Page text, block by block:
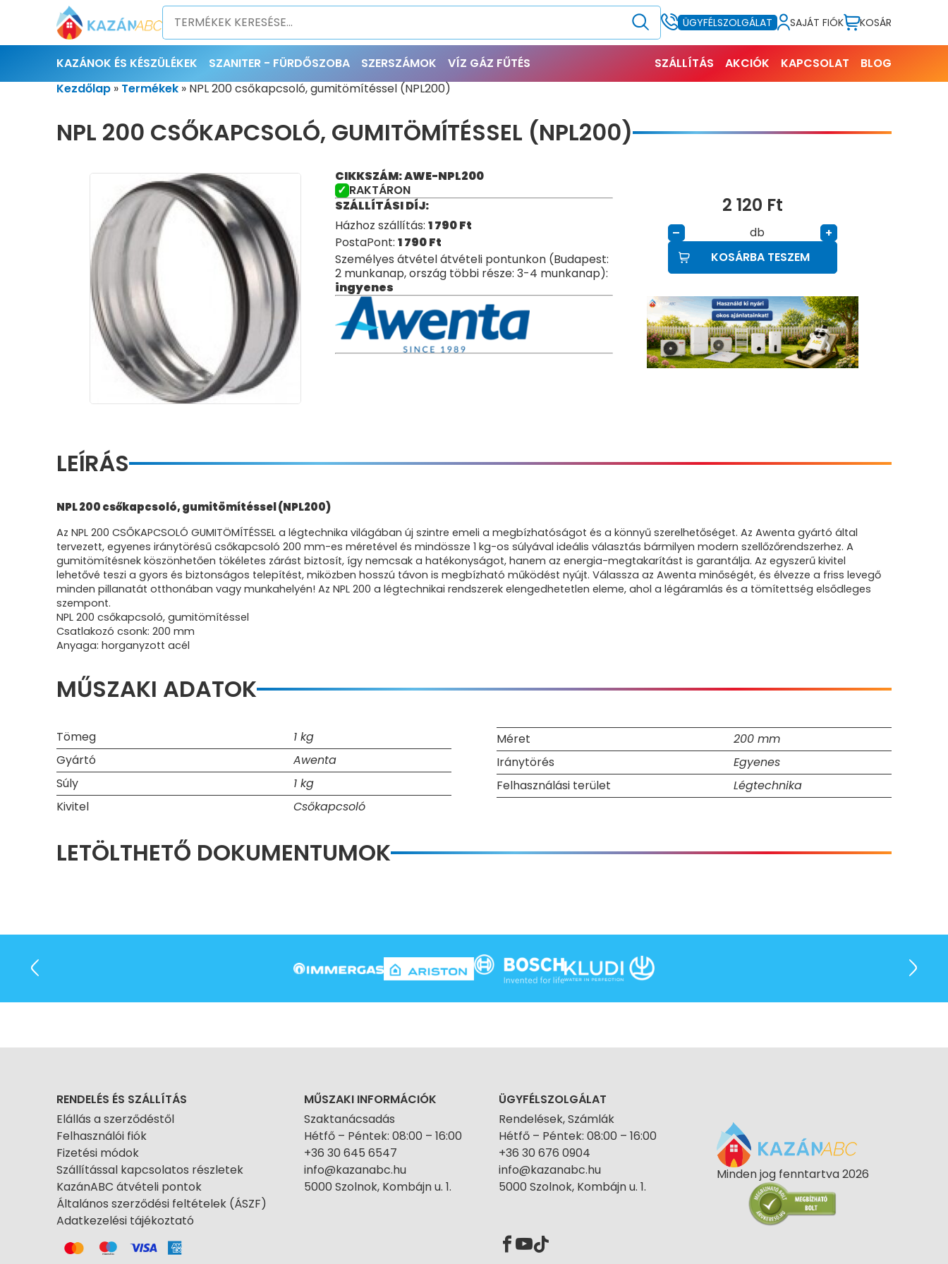
ÜGYFÉLSZOLGÁLAT SAJÁT FIÓK KOSÁR
KAZÁNOK ÉS KÉSZÜLÉKEK SZANITER - FÜRDŐSZOBA SZERSZÁMOK VÍZ GÁZ FŰTÉS SZÁLLÍTÁS AKCIÓK KAPCSOLAT
BLOG
Kezdőlap » Termékek » NPL 200 csőkapcsoló, gumitömítéssel (NPL200)
NPL 200 CSŐKAPCSOLÓ, GUMITÖMÍTÉSSEL (NPL200)
CIKKSZÁM: AWE-NPL200
RAKTÁRON
SZÁLLÍTÁSI DÍJ:
Házhoz szállítás: 1 790Ft
PostaPont: 1 790Ft
Személyes átvétel átvételi pontunkon (Budapest:
2 munkanap, ország többi része: 3-4 munkanap):
ingyenes
2 120 Ft
– db
+
KOSÁRBA TESZEM
LEÍRÁS
NPL 200 csőkapcsoló, gumitömítéssel (NPL200)
Az NPL 200 CSŐKAPCSOLÓ GUMITÖMÍTÉSSEL a légtechnika világában új szintre emeli a megbízhatóságot és a könnyű szerelhetőséget. Az Awenta gyártó által
tervezett, egyenes iránytörésű csőkapcsoló 200 mm-es méretével és mindössze 1 kg-os súlyával ideális választás bármilyen modern szellőzőrendszerhez. A
gumitömítésnek köszönhetően tökéletes zárást biztosít, így nemcsak a hatékonyságot, hanem az energia-megtakarítást is garantálja. Az egyszerű kivitel
lehetővé teszi a gyors és biztonságos telepítést, miközben hosszú távon is megbízható működést nyújt. Válassza az Awenta minőségét, és élvezze a friss levegő
minden pillanatát otthonában vagy munkahelyén! Az NPL 200 a légtechnikai rendszerek elengedhetetlen eleme, ahol a légáramlás és a tömítettség elsődleges
szempont.
NPL 200 csőkapcsoló, gumitömítéssel
Csatlakozó csonk: 200 mm
Anyaga: horganyzott acél
MŰSZAKI ADATOK
Tömeg
1 kg
Gyártó
Awenta
Súly
1 kg
Kivitel
Csőkapcsoló
Méret
200 mm
Iránytörés
Egyenes
Felhasználási terület
Légtechnika
LETÖLTHETŐ DOKUMENTUMOK
RENDELÉS ÉS SZÁLLÍTÁS
Elállás a szerződéstől
Felhasználói fiók
Fizetési módok
Szállítással kapcsolatos részletek
KazánABC átvételi pontok
Általános szerződési feltételek (ÁSZF)
Adatkezelési tájékoztató
MŰSZAKI INFORMÁCIÓK
Szaktanácsadás
Hétfő – Péntek: 08:00 – 16:00
+36 30 645 6547
info@kazanabc.hu
5000 Szolnok, Kombájn u. 1.
ÜGYFÉLSZOLGÁLAT
Rendelések, Számlák
Hétfő – Péntek: 08:00 – 16:00
+36 30 676 0904
info@kazanabc.hu
5000 Szolnok, Kombájn u. 1.
Minden jog fenntartva 2026